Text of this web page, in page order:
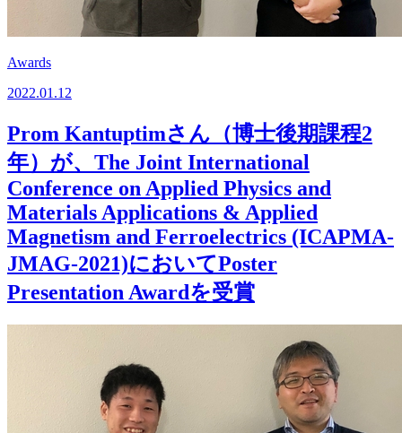
Awards
2022.01.12
Prom Kantuptimさん（博士後期課程2
年）が、The Joint International
Conference on Applied Physics and
Materials Applications & Applied
Magnetism and Ferroelectrics (ICAPMA-
JMAG-2021)においてPoster
Presentation Awardを受賞